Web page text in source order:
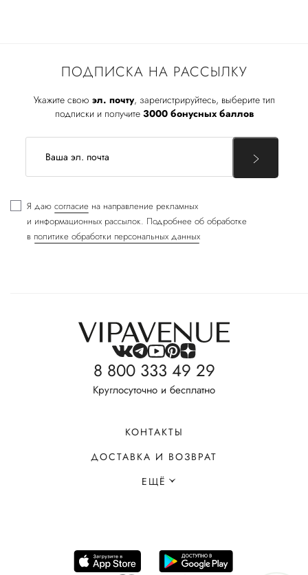
ПОДПИСКА НА РАССЫЛКУ
Укажите свою эл. почту, зарегистрируйтесь, выберите тип
подписки и получите 3000 бонусных баллов
Я даю согласие на направление рекламных
и информационных рассылок. Подробнее об обработке
в политике обработки персональных данных
8 800 333 49 29
Круглосуточно и бесплатно
КОНТАКТЫ
ДОСТАВКА И ВОЗВРАТ
ЕЩЁ